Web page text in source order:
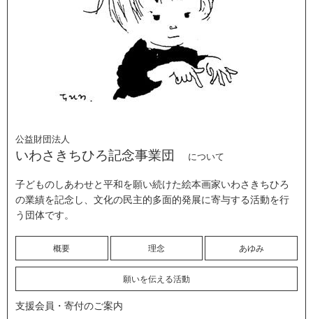
公益財団法人
いわさきちひろ記念事業団 について
子どものしあわせと平和を願い続けた絵本画家いわさきちひろ
の業績を記念し、文化の民主的多面的発展に寄与する活動を行
う団体です。
概要 理念 あゆみ
願いを伝える活動
支援会員・寄付のご案内